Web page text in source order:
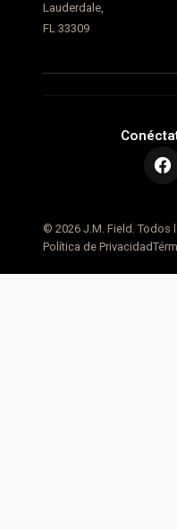
Lauderdale,
FL 33309
© 2026 J.M. Field. Todos
Política de Privacidad